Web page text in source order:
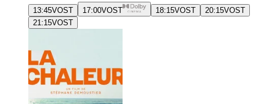
13:45VOST 17:00VOST 18:15VOST 20:15VOST
21:15VOST